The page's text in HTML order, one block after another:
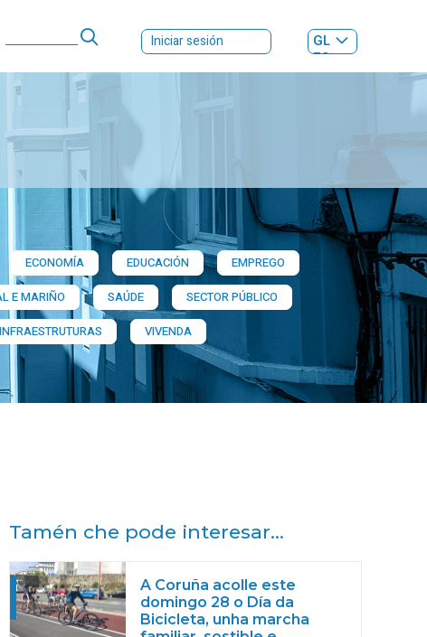
Iniciar sesión
GL
ES|
ECONOMÍA EDUCACIÓN
EMPREGO
E MARIÑO SAÚDE
SECTOR PÚBLICO
VIVENDA
Tamén che pode interesar...
A Coruña acolle este
domingo 28 o Día da
Bicicleta, unha marcha